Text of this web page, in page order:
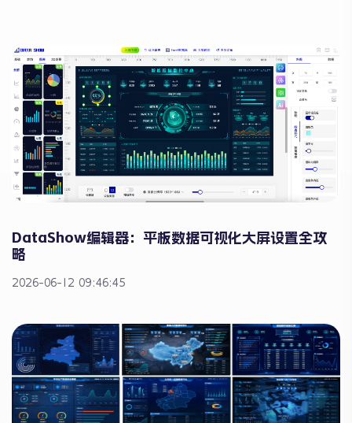
DataShow编辑器：平板数据可视化大屏设置全攻
略
2026-06-12 09:46:45